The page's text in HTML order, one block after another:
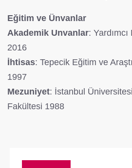
Eğitim ve Ünvanlar
Akademik Unvanlar:
2016
İhtisas: Tepecik Eğitim ve
1997
Mezuniyet: İstanbul
Fakültesi 1988